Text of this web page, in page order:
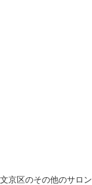
文京区のその他のサロン